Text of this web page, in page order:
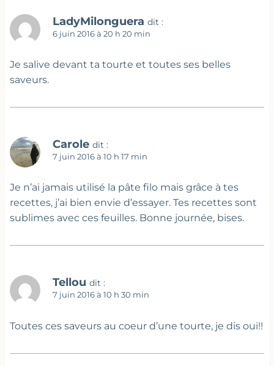
LadyMilonguera dit :
6 juin 2016 à 20 h 20 min
Je salive devant ta tourte et toutes ses belles
saveurs.
Carole dit :
7 juin 2016 à 10 h 17 min
Je n’ai jamais utilisé la pâte filo mais grâce à tes
recettes, j’ai bien envie d’essayer. Tes recettes sont
sublimes avec ces feuilles. Bonne journée, bises.
Tellou dit :
7 juin 2016 à 10 h 30 min
Toutes ces saveurs au coeur d’une tourte, je dis oui!!